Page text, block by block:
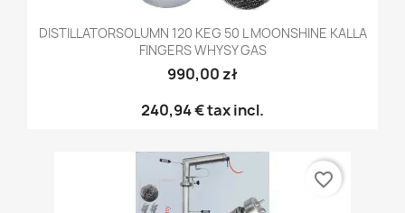
DISTILLATORSOLUMN 120 KEG 50 L MOONSHINE KALLA
FINGERS WHYSY GAS
990,00 zł
240,94 €tax incl.
favorite_border